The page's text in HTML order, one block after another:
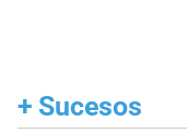
+ Sucesos